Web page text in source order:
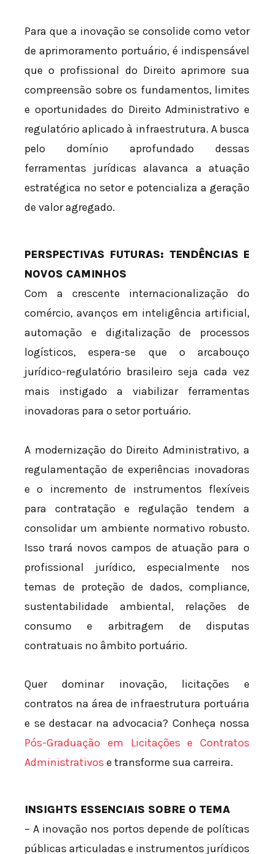
Para que a inovação se consolide como vetor
de aprimoramento portuário, é indispensável
que o profissional do Direito aprimore sua
compreensão sobre os fundamentos, limites
e oportunidades do Direito Administrativo e
regulatório aplicado à infraestrutura. A busca
pelo domínio aprofundado dessas
ferramentas jurídicas alavanca a atuação
estratégica no setor e potencializa a geração
de valor agregado.
PERSPECTIVAS FUTURAS: TENDÊNCIAS E
NOVOS CAMINHOS
Com a crescente internacionalização do
comércio, avanços em inteligência artificial,
automação e digitalização de processos
logísticos, espera-se que o arcabouço
jurídico-regulatório brasileiro seja cada vez
mais instigado a viabilizar ferramentas
inovadoras para o setor portuário.
A modernização do Direito Administrativo, a
regulamentação de experiências inovadoras
e o incremento de instrumentos flexíveis
para contratação e regulação tendem a
consolidar um ambiente normativo robusto.
Isso trará novos campos de atuação para o
profissional jurídico, especialmente nos
temas de proteção de dados, compliance,
sustentabilidade ambiental, relações de
consumo e arbitragem de disputas
contratuais no âmbito portuário.
Quer dominar inovação, licitações e
contratos na área de infraestrutura portuária
e se destacar na advocacia? Conheça nossa
Pós-Graduação em Licitações e Contratos
Administrativos e transforme sua carreira.
INSIGHTS ESSENCIAIS SOBRE O TEMA
– A inovação nos portos depende de políticas
públicas articuladas e instrumentos jurídicos